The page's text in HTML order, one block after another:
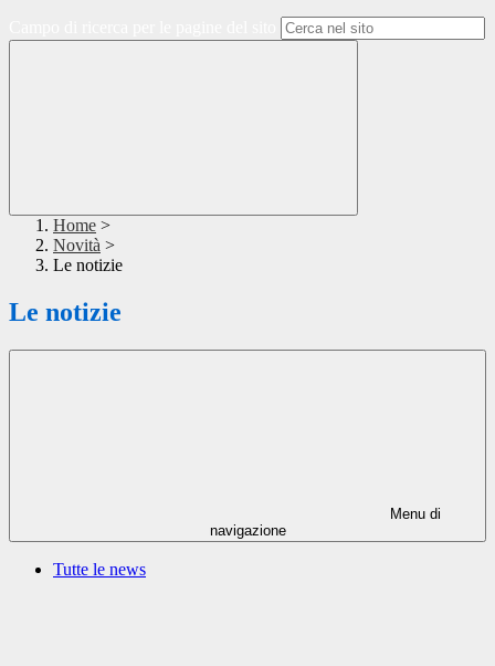
Home >
Novità >
Le notizie
Le notizie
Menu di
navigazione
Tutte le news